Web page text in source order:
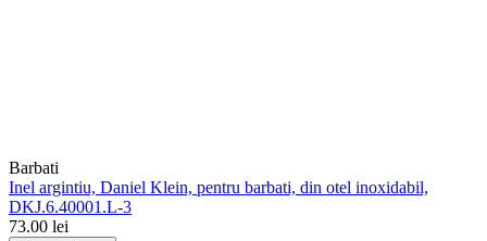
Barbati
Inel argintiu, Daniel Klein, pentru barbati, din otel inoxidabil,
DKJ.6.40001.L-3
73.00 lei